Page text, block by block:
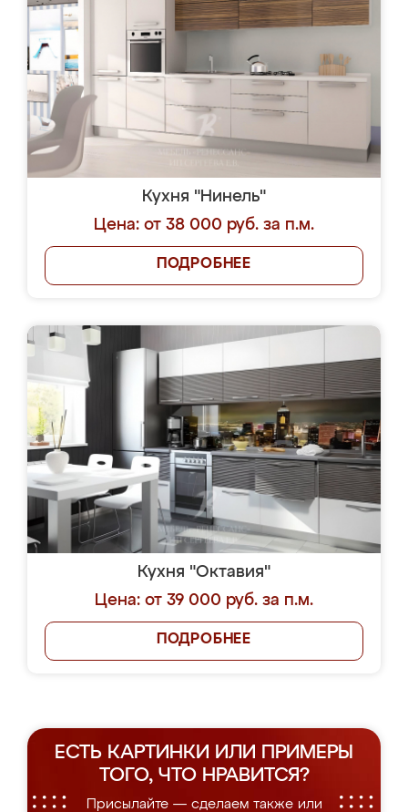
Кухня "Нинель"
Цена: от 38 000 руб. за п.м.
ПОДРОБНЕЕ
Кухня "Октавия"
Цена: от 39 000 руб. за п.м.
ПОДРОБНЕЕ
ЕСТЬ КАРТИНКИ ИЛИ ПРИМЕРЫ
ТОГО, ЧТО НРАВИТСЯ?
Присылайте — сделаем также или